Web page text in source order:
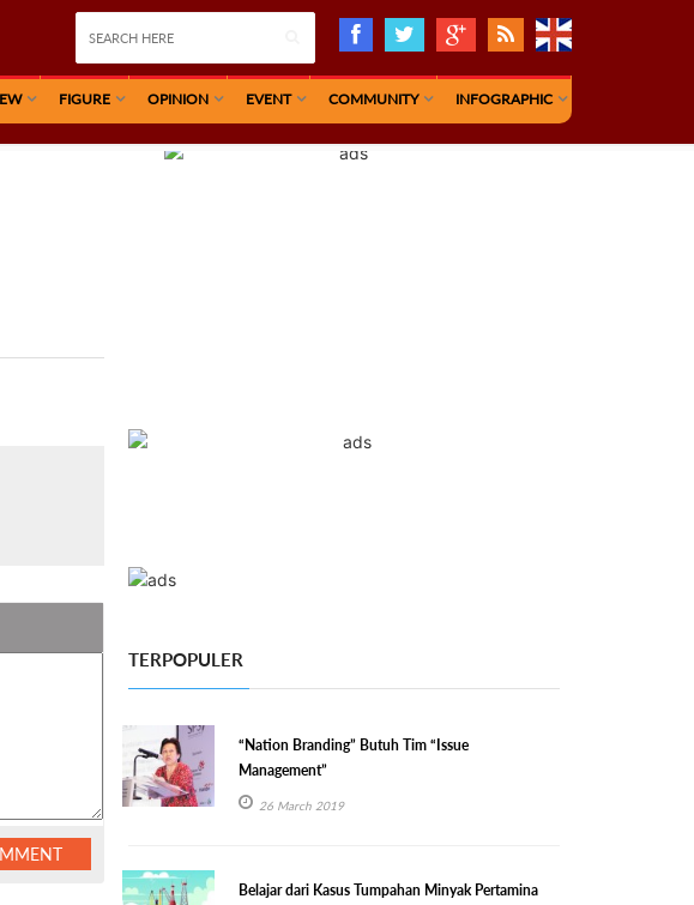
FIGURE OPINION EVENT COMMUNITY INFOGRAPHIC
TERPOPULER
“Nation Branding” Butuh Tim “Issue
Management”
26 March 2019
Belajar dari Kasus Tumpahan Minyak Pertamina